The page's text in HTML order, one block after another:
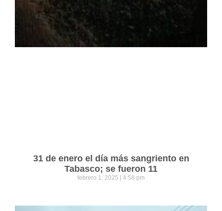
31 de enero el día más sangriento en
Tabasco; se fueron 11
febrero 1, 2025 4:58 pm